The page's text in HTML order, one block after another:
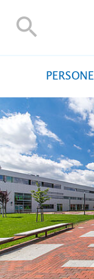
ALUMNI
Blogs
TH Online-